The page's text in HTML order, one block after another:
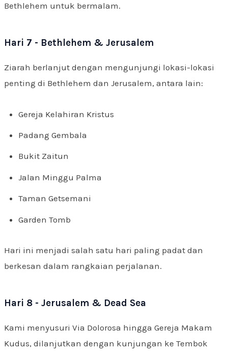
Bethlehem untuk bermalam.
Hari 7 - Bethlehem & Jerusalem
Ziarah berlanjut dengan mengunjungi lokasi-lokasi
penting di Bethlehem dan Jerusalem, antara lain:
Gereja Kelahiran Kristus
Padang Gembala
Bukit Zaitun
Jalan Minggu Palma
Taman Getsemani
Garden Tomb
Hari ini menjadi salah satu hari paling padat dan
berkesan dalam rangkaian perjalanan.
Hari 8 - Jerusalem & Dead Sea
Kami menyusuri Via Dolorosa hingga Gereja Makam
Kudus, dilanjutkan dengan kunjungan ke Tembok